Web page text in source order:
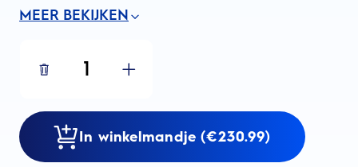
MEER BEKIJKEN
1
In winkelmandje (€230.99)